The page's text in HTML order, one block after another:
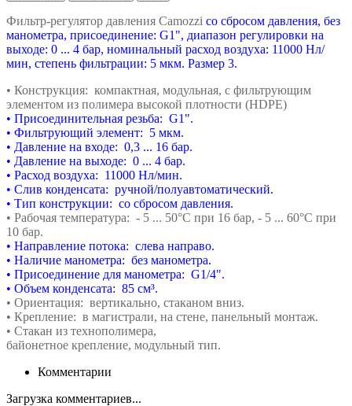
Фильтр-регулятор давления Camozzi со сбросом давления, без
манометра, присоединение: G1", диапазон регулировки на
выходе: 0 ... 4 бар, номинальный расход воздуха: 11000 Нл/
мин, степень фильтрации: 5 мкм. Размер 3.
• Конструкция: компактная, модульная, с фильтрующим
элементом из полимера высокой плотности (HDPE)
• Присоединительная резьба: G1".
• Фильтрующий элемент: 5 мкм.
• Давление на входе: 0,3 ... 16 бар.
• Давление на выходе: 0 ... 4 бар.
• Расход воздуха: 11000 Нл/мин.
• Слив конденсата: ручной/полуавтоматический.
• Тип конструкции: со сбросом давления.
• Рабочая температура: - 5 ... 50°С при 16 бар, - 5 ... 60°С при
10 бар.
• Направление потока: слева направо.
• Наличие манометра: без манометра.
• Присоединение для манометра: G1/4".
• Объем конденсата: 85 см³.
• Ориентация: вертикально, стаканом вниз.
• Крепление: в магистрали, на стене, панельный монтаж.
• Стакан из технополимера,
байонетное крепление, модульный тип.
Комментарии
Загрузка комментариев...